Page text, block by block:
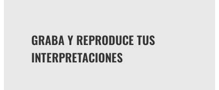
GRABA Y REPRODUCE TUS
INTERPRETACIONES